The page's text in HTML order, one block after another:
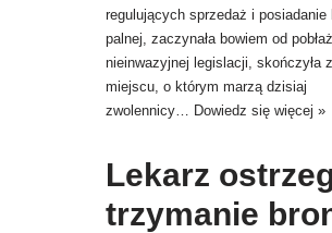
regulujących sprzedaż i posiadanie
palnej, zaczynała bowiem od
nieinwazyjnej legislacji, skończyła
miejscu, o którym marzą dzisiaj
zwolennicy…
Dowiedz się więcej »
Lekarz
trzymanie